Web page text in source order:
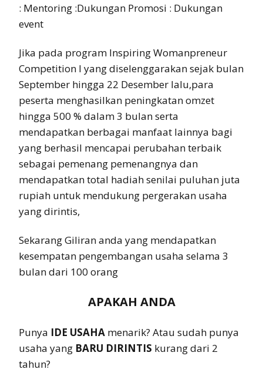
: Mentoring :Dukungan Promosi : Dukungan
event
Jika pada program Inspiring Womanpreneur
Competition I yang diselenggarakan sejak bulan
September hingga 22 Desember lalu,para
peserta menghasilkan peningkatan omzet
hingga 500 % dalam 3 bulan serta
mendapatkan berbagai manfaat lainnya bagi
yang berhasil mencapai perubahan terbaik
sebagai pemenang pemenangnya dan
mendapatkan total hadiah senilai puluhan juta
rupiah untuk mendukung pergerakan usaha
yang dirintis,
Sekarang Giliran anda yang mendapatkan
kesempatan pengembangan usaha selama 3
bulan dari 100 orang
APAKAH ANDA
Punya IDE USAHA menarik? Atau sudah punya
usaha yang BARU DIRINTIS kurang dari 2
tahun?